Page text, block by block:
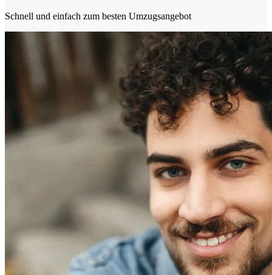
Schnell und einfach zum besten Umzugsangebot